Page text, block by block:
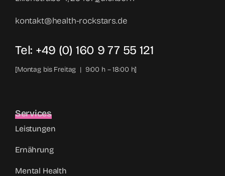
kontakt@health-rockstars.de
Tel: +49 (0) 160 9 77 55 121
[Montag bis Freitag | 9:00 h – 18:00 h]
Services
Leistungen
Ernährung
Mental Health